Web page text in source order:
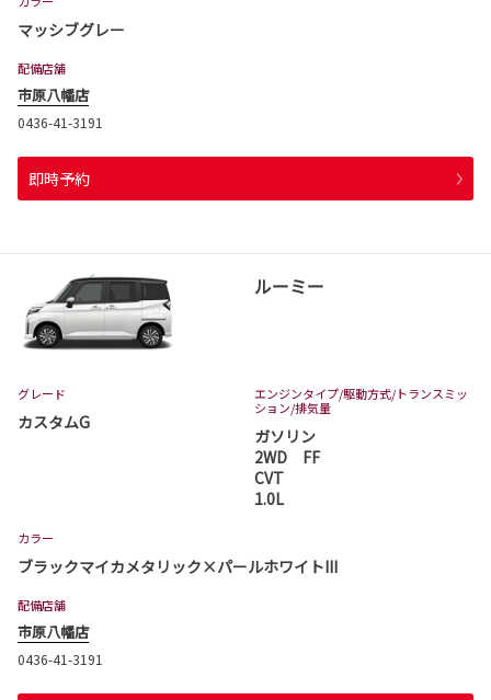
マッシブグレー
配備店舗
市原八幡店
0436-41-3191
即時予約
ルーミー
グレード
カスタムG
エンジンタイプ/駆動方式/トランスミッ
ション/排気量
ガソリン
2WD FF
CVT
1.0L
カラー
ブラックマイカメタリック×パールホワイトIII
配備店舗
市原八幡店
0436-41-3191